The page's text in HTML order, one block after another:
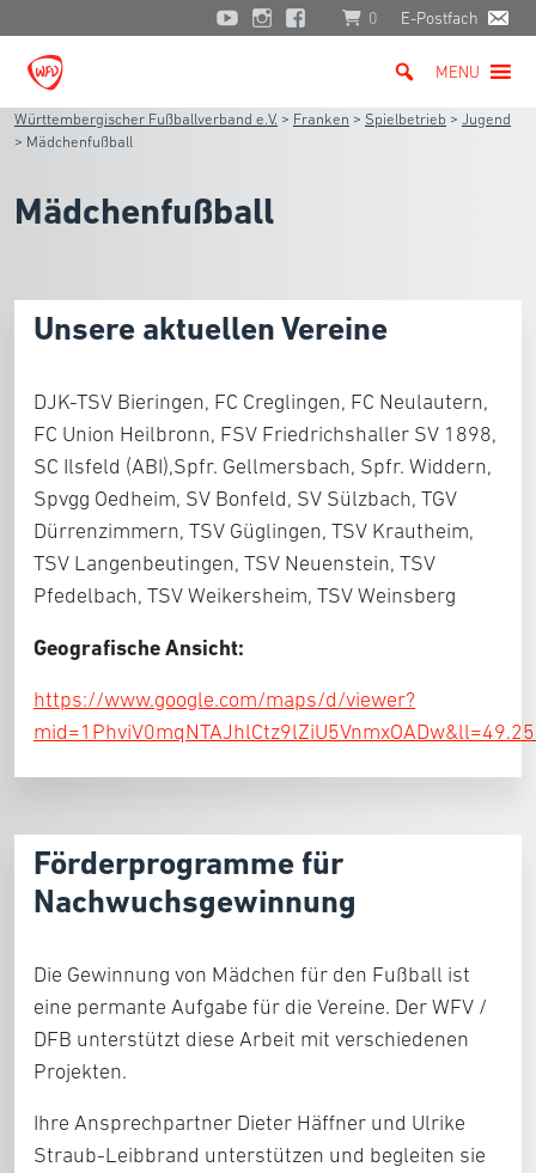
0 E-Postfach
MENU
Württembergischer Fußballverband e.V. > Franken > Spielbetrieb > Jugend
> Mädchenfußball
Mädchenfußball
Unsere aktuellen Vereine
DJK-TSV Bieringen, FC Creglingen, FC Neulautern,
FC Union Heilbronn, FSV Friedrichshaller SV 1898,
SC Ilsfeld (ABI),Spfr. Gellmersbach, Spfr. Widdern,
Spvgg Oedheim, SV Bonfeld, SV Sülzbach, TGV
Dürrenzimmern, TSV Güglingen, TSV Krautheim,
TSV Langenbeutingen, TSV Neuenstein, TSV
Pfedelbach, TSV Weikersheim, TSV Weinsberg
Geografische Ansicht:
https://www.google.com/maps/d/viewer?
Förderprogramme für
Nachwuchsgewinnung
Die Gewinnung von Mädchen für den Fußball ist
eine permante Aufgabe für die Vereine. Der WFV /
DFB unterstützt diese Arbeit mit verschiedenen
Projekten.
Ihre Ansprechpartner Dieter Häffner und Ulrike
Straub-Leibbrand unterstützen und begleiten sie